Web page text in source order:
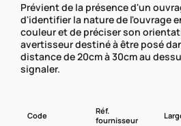
Prévient de la présence d'un
d'identifier la nature de l'ouvrage
couleur et de préciser son
avertisseur destiné à être posé
distance de 20cm à 30cm au
signaler.
Code
Réf.
fournisseur